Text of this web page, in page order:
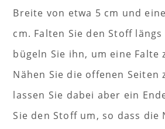
Breite von etwa 5 cm und
cm. Falten Sie den Stoff
bügeln Sie ihn, um eine Falte
Nähen Sie die offenen Seiten
lassen Sie dabei aber ein
Sie den Stoff um, so dass die